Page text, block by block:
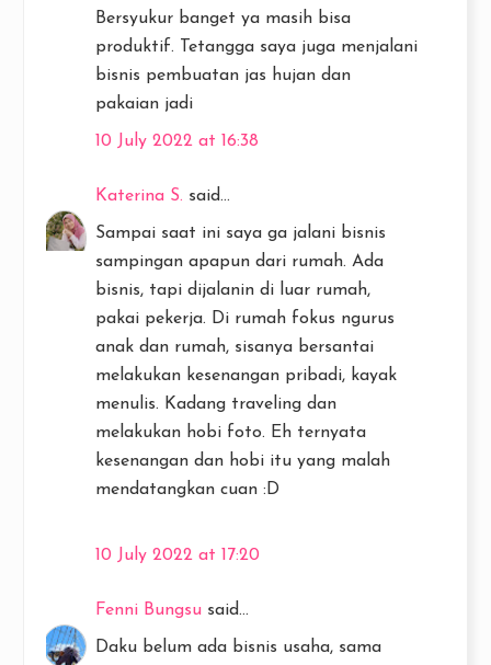
Bersyukur banget ya masih bisa
produktif. Tetangga saya juga menjalani
bisnis pembuatan jas hujan dan
pakaian jadi
10 July 2022 at 16:38
Katerina S. said...
Sampai saat ini saya ga jalani bisnis
sampingan apapun dari rumah. Ada
bisnis, tapi dijalanin di luar rumah,
pakai pekerja. Di rumah fokus ngurus
anak dan rumah, sisanya bersantai
melakukan kesenangan pribadi, kayak
menulis. Kadang traveling dan
melakukan hobi foto. Eh ternyata
kesenangan dan hobi itu yang malah
mendatangkan cuan :D
10 July 2022 at 17:20
Fenni Bungsu said...
Daku belum ada bisnis usaha, sama